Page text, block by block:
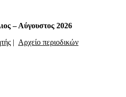
– Αύγουστος 2026
| Αρχείο περιοδικών